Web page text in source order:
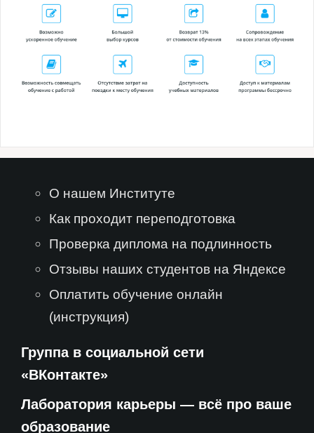
О нашем Институте
Как проходит переподготовка
Проверка диплома на подлинность
Отзывы наших студентов на Яндексе
Оплатить обучение онлайн
(инструкция)
Группа в социальной сети
«ВКонтакте»
Лаборатория карьеры — всё про ваше
образование